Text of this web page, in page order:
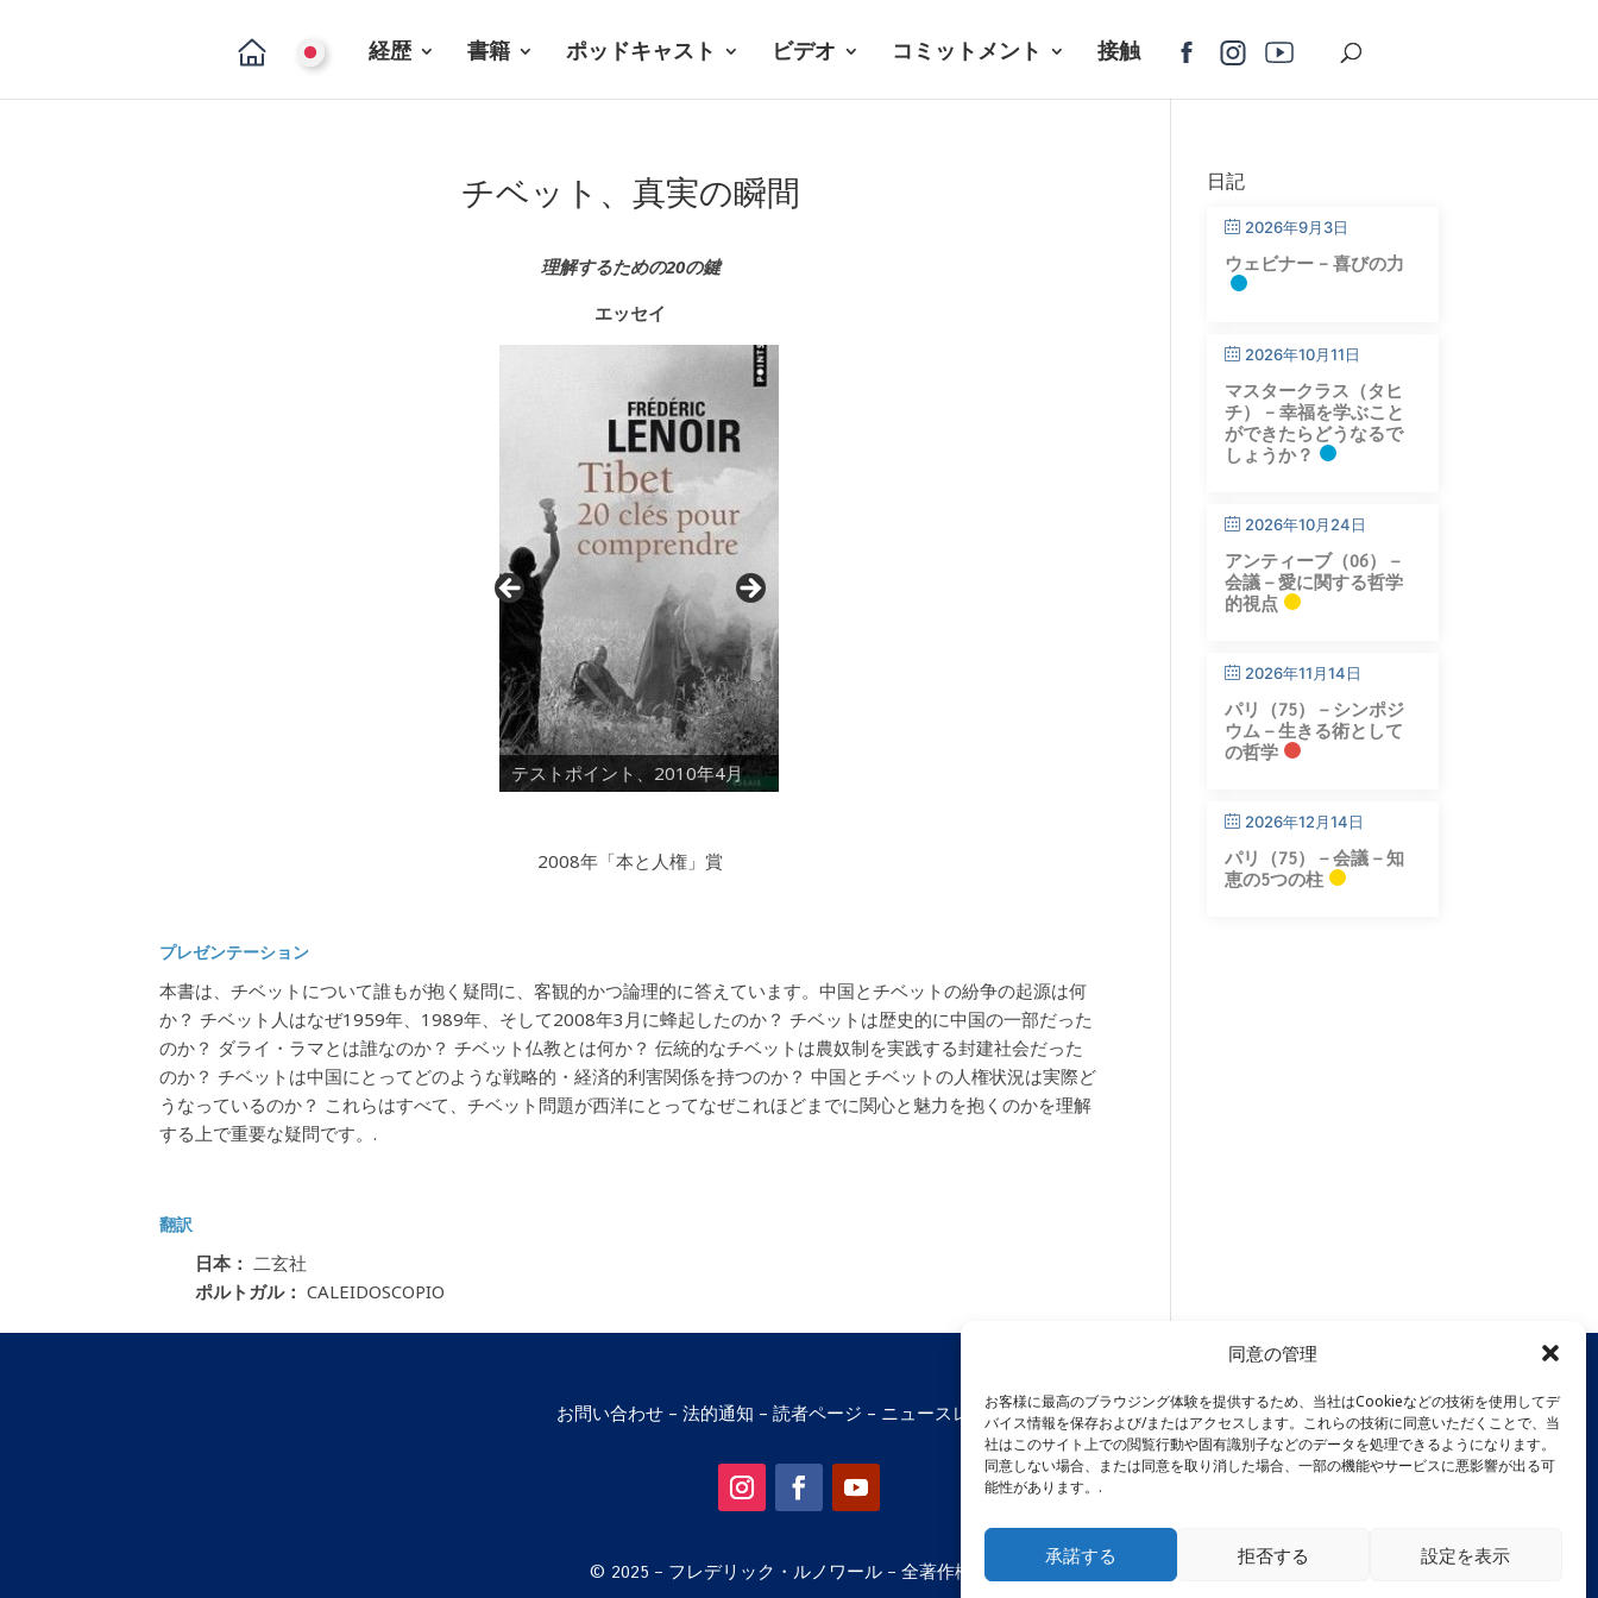
同意の管理
お客様に最高のブラウジング体験を提供するため、当社はCookieなどの技術を使用してデ
バイス情報を保存および/またはアクセスします。これらの技術に同意いただくことで、当
社はこのサイト上での閲覧行動や固有識別子などのデータを処理できるようになります。
同意しない場合、または同意を取り消した場合、一部の機能やサービスに悪影響が出る可
能性があります。.
承諾する 拒否する 設定を表示
経歴 書籍 ポッドキャスト ビデオ コミットメント 接触
チベット、真実の瞬間
理解するための20の鍵
エッセイ
テストポイント、2010年4月
2008年「本と人権」賞
プレゼンテーション
本書は、チベットについて誰もが抱く疑問に、客観的かつ論理的に答えています。中国とチベットの紛争の起源は何
か？ チベット人はなぜ1959年、1989年、そして2008年3月に蜂起したのか？ チベットは歴史的に中国の一部だった
のか？ ダライ・ラマとは誰なのか？ チベット仏教とは何か？ 伝統的なチベットは農奴制を実践する封建社会だった
のか？ チベットは中国にとってどのような戦略的・経済的利害関係を持つのか？ 中国とチベットの人権状況は実際ど
うなっているのか？ これらはすべて、チベット問題が西洋にとってなぜこれほどまでに関心と魅力を抱くのかを理解
する上で重要な疑問です。.
翻訳
日本： 二玄社
ポルトガル： CALEIDOSCOPIO
日記
2026年9月3日
ウェビナー – 喜びの力
2026年10月11日
マスタークラス（タヒ
チ） – 幸福を学ぶこと
ができたらどうなるで
しょうか？
2026年10月24日
アンティーブ（06）－
会議－愛に関する哲学
的視点
2026年11月14日
パリ（75）－シンポジ
ウム－生きる術として
の哲学
2026年12月14日
パリ（75）－会議－知
恵の5つの柱
お問い合わせ – 法的通知 – 読者ページ – ニュースレター購読
© 2025 – フレデリック・ルノワール – 全著作権所有